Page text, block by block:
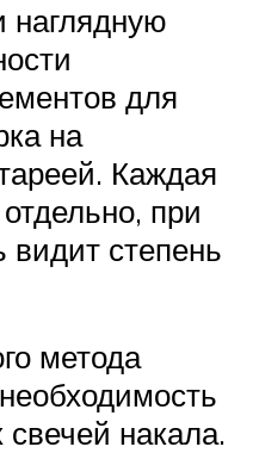
наглядную
для
на
Каждая
при
видит степень
метода
накала.